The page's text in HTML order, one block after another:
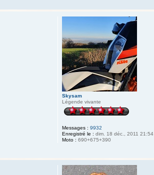
Skysam
Légende vivante
Messages : 9932
Enregistré le : dim. 18 déc., 2011 21:54
Moto : 690+675+390